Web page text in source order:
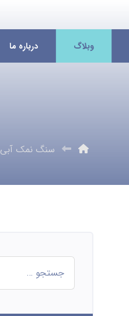
وبلاگ درباره ما
سنگ نمک آبی